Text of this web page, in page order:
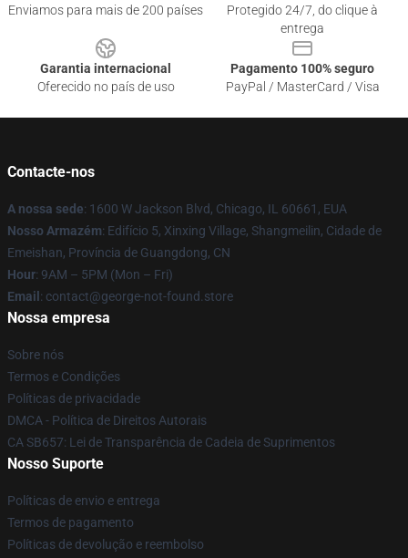
Enviamos para mais de 200 países
Protegido 24/7, do clique à
entrega
Garantia internacional
Oferecido no país de uso
Pagamento 100% seguro
PayPal / MasterCard / Visa
Contacte-nos
A nossa sede: 1600 W Jackson Blvd, Chicago, IL 60661, EUA
Nosso Armazém: Edifício 5, Xinxing Village, Shangmeilin, Cidade de
Emeishan, Província de Guangdong, CN
Hour: 9AM – 5PM (Mon – Fri)
Email : contact@george-not-found.store
Nossa empresa
Sobre nós
Termos e Condições
Políticas de privacidade
DMCA - Política de Direitos Autorais
CA SB657: Lei de Transparência de Cadeia de Suprimentos
Nosso Suporte
Políticas de envio e entrega
Termos de pagamento
Políticas de devolução e reembolso